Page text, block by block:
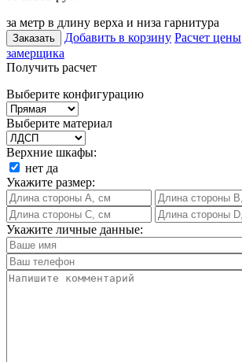
за метр в длину верха и низа гарнитура
Заказать Добавить в корзину Расчет цены
замерщика
Получить расчет
Выберите конфигурацию
Выберите материал
Верхние шкафы:
нет да
Укажите размер:
Укажите личные данные: